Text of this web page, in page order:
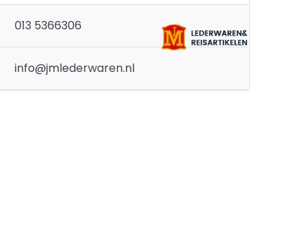
013 5366306
info@jmlederwaren.nl